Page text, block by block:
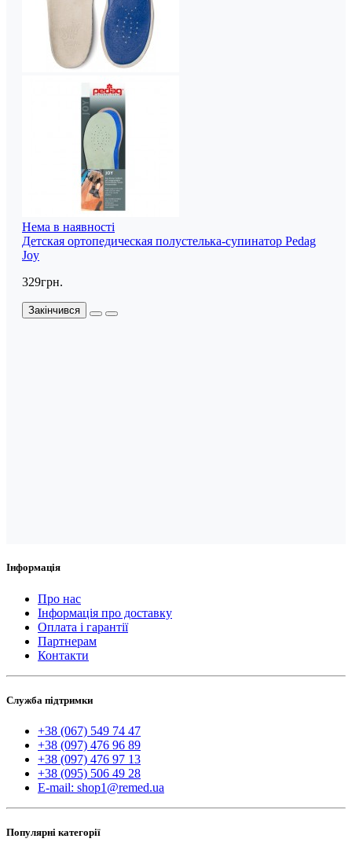
Нема в наявності
Детская ортопедическая полустелька-супинатор Pedag
Joy
329грн.
Закінчився
Інформація
Про нас
Інформація про доставку
Оплата і гарантії
Партнерам
Контакти
Служба підтримки
+38 (067) 549 74 47
+38 (097) 476 96 89
+38 (097) 476 97 13
+38 (095) 506 49 28
E-mail: shop1@remed.ua
Популярні категорії